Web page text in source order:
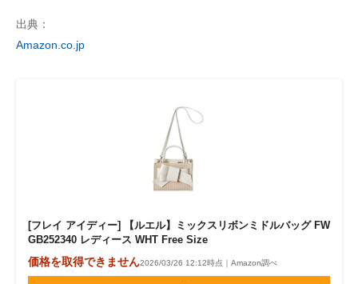
出典：
Amazon.co.jp
[フレイ アイディー] 【ルエル】ミックスリボンミドルバッグ FW
GB252340 レディース WHT Free Size
価格を取得できません2026/03/26 12:12時点｜Amazon調べ